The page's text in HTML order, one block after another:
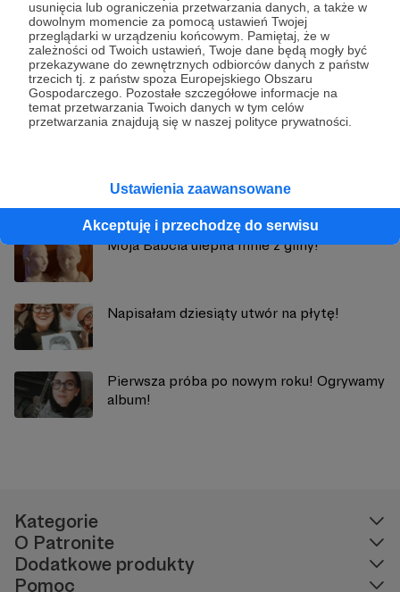
usunięcia lub ograniczenia przetwarzania danych, a także w
dowolnym momencie za pomocą ustawień Twojej
przeglądarki w urządzeniu końcowym. Pamiętaj, że w
zależności od Twoich ustawień, Twoje dane będą mogły być
przekazywane do zewnętrznych odbiorców danych z państw
trzecich tj. z państw spoza Europejskiego Obszaru
Gospodarczego. Pozostałe szczegółowe informacje na
temat przetwarzania Twoich danych w tym celów
przetwarzania znajdują się w naszej polityce prywatności.
Ustawienia zaawansowane
Akceptuję i przechodzę do serwisu
Zagi
Zobacz profil autora
Zobacz również
Moja Babcia ulepiła mnie z gliny!
Napisałam dziesiąty utwór na płytę!
Pierwsza próba po nowym roku! Ogrywamy
album!
Kategorie
O Patronite
Dodatkowe produkty
Pomoc